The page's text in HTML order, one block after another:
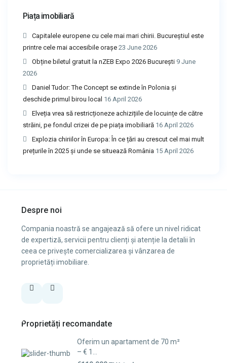
Piața imobiliară
Capitalele europene cu cele mai mari chirii. Bucureștiul este
printre cele mai accesibile orașe 23 June 2026
Obține biletul gratuit la nZEB Expo 2026 București 9 June
2026
Daniel Tudor: The Concept se extinde în Polonia și
deschide primul birou local 16 April 2026
Elveția vrea să restricționeze achizițiile de locuințe de către
străini, pe fondul crizei de pe piața imobiliară 16 April 2026
Explozia chiriilor în Europa: În ce țări au crescut cel mai mult
prețurile în 2025 și unde se situează România 15 April 2026
Despre noi
Compania noastră se angajează să ofere un nivel ridicat
de expertiză, servicii pentru clienți și atenție la detalii în
ceea ce privește comercializarea și vânzarea de
proprietăți imobiliare.
Proprietăți recomandate
Oferim un apartament de 70 m²
– € 1...